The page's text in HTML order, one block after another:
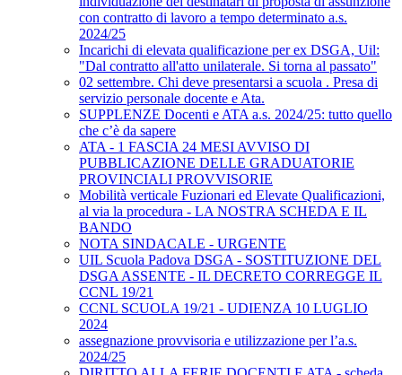
con contratto di lavoro a tempo determinato a.s.
2024/25
Incarichi di elevata qualificazione per ex DSGA, Uil:
"Dal contratto all'atto unilaterale. Si torna al passato"
02 settembre. Chi deve presentarsi a scuola . Presa di
servizio personale docente e Ata.
SUPPLENZE Docenti e ATA a.s. 2024/25: tutto quello
che c’è da sapere
ATA - 1 FASCIA 24 MESI AVVISO DI
PUBBLICAZIONE DELLE GRADUATORIE
PROVINCIALI PROVVISORIE
Mobilità verticale Fuzionari ed Elevate Qualificazioni,
al via la procedura - LA NOSTRA SCHEDA E IL
BANDO
NOTA SINDACALE - URGENTE
UIL Scuola Padova DSGA - SOSTITUZIONE DEL
DSGA ASSENTE - IL DECRETO CORREGGE IL
CCNL 19/21
CCNL SCUOLA 19/21 - UDIENZA 10 LUGLIO
2024
assegnazione provvisoria e utilizzazione per l’a.s.
2024/25